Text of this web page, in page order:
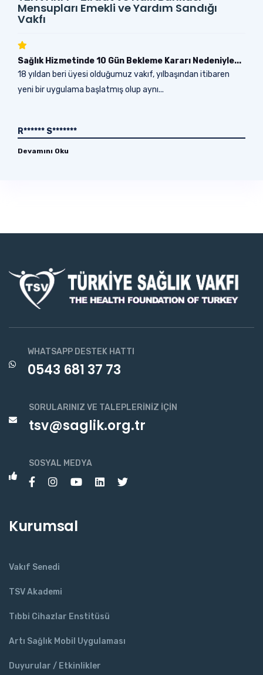
Mensupları Emekli ve Yardım Sandığı
Vakfı
Sağlık Hizmetinde 10 Gün Bekleme Kararı Nedeniyle...
18 yıldan beri üyesi olduğumuz vakıf, yılbaşından itibaren
yeni bir uygulama başlatmış olup aynı...
R****** S*******
Devamını Oku
WHATSAPP DESTEK HATTI
0543 681 37 73
SORULARINIZ VE TALEPLERINIZ İÇIN
tsv@saglik.org.tr
SOSYAL MEDYA
Kurumsal
Vakıf Senedi
TSV Akademi
Tıbbi Cihazlar Enstitüsü
Artı Sağlık Mobil Uygulaması
Duyurular / Etkinlikler